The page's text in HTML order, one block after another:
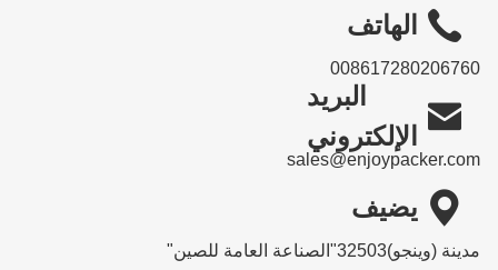
الهاتف
008617280206760

البريد
الإلكتروني
sales@enjoypacker.com
 يضيف
مدينة (وينجو)32503"الصناعة العامة للصين"